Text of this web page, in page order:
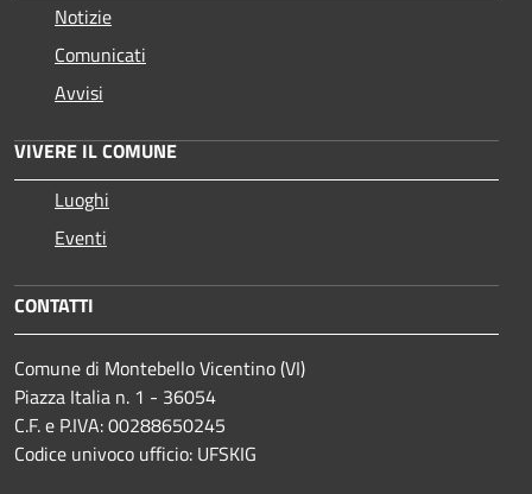
Notizie
Comunicati
Avvisi
VIVERE IL COMUNE
Luoghi
Eventi
CONTATTI
Comune di Montebello Vicentino (VI)
Piazza Italia n. 1 - 36054
C.F. e P.IVA: 00288650245
Codice univoco ufficio: UFSKIG